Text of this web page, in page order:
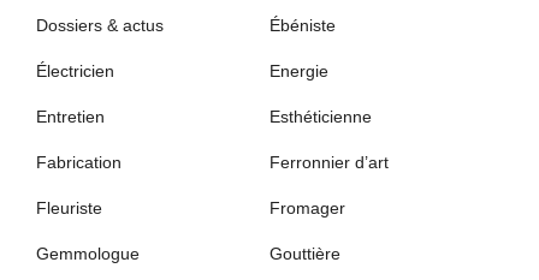
Dossiers & actus Ébéniste
Électricien Energie
Entretien Esthéticienne
Fabrication Ferronnier d’art
Fleuriste Fromager
Gemmologue Gouttière